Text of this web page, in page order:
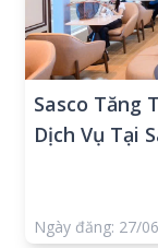
Sasco Tăng
Dịch Vụ Tại
Ngày đăng: 27/